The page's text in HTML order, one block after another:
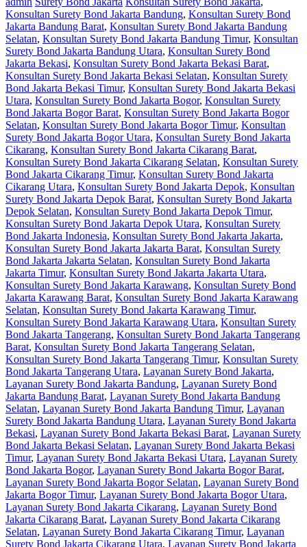
Konsultan Surety Bond Jakarta Bandung, Konsultan Surety Bond
Jakarta Bandung Barat, Konsultan Surety Bond Jakarta Bandung
Selatan, Konsultan Surety Bond Jakarta Bandung Timur, Konsultan
Surety Bond Jakarta Bandung Utara, Konsultan Surety Bond
Jakarta Bekasi, Konsultan Surety Bond Jakarta Bekasi Barat,
Konsultan Surety Bond Jakarta Bekasi Selatan, Konsultan Surety
Bond Jakarta Bekasi Timur, Konsultan Surety Bond Jakarta Bekasi
Utara, Konsultan Surety Bond Jakarta Bogor, Konsultan Surety
Bond Jakarta Bogor Barat, Konsultan Surety Bond Jakarta Bogor
Selatan, Konsultan Surety Bond Jakarta Bogor Timur, Konsultan
Surety Bond Jakarta Bogor Utara, Konsultan Surety Bond Jakarta
Cikarang, Konsultan Surety Bond Jakarta Cikarang Barat,
Konsultan Surety Bond Jakarta Cikarang Selatan, Konsultan Surety
Bond Jakarta Cikarang Timur, Konsultan Surety Bond Jakarta
Cikarang Utara, Konsultan Surety Bond Jakarta Depok, Konsultan
Surety Bond Jakarta Depok Barat, Konsultan Surety Bond Jakarta
Depok Selatan, Konsultan Surety Bond Jakarta Depok Timur,
Konsultan Surety Bond Jakarta Depok Utara, Konsultan Surety
Bond Jakarta Indonesia, Konsultan Surety Bond Jakarta Jakarta,
Konsultan Surety Bond Jakarta Jakarta Barat, Konsultan Surety
Bond Jakarta Jakarta Selatan, Konsultan Surety Bond Jakarta
Jakarta Timur, Konsultan Surety Bond Jakarta Jakarta Utara,
Konsultan Surety Bond Jakarta Karawang, Konsultan Surety Bond
Jakarta Karawang Barat, Konsultan Surety Bond Jakarta Karawang
Selatan, Konsultan Surety Bond Jakarta Karawang Timur,
Konsultan Surety Bond Jakarta Karawang Utara, Konsultan Surety
Bond Jakarta Tangerang, Konsultan Surety Bond Jakarta Tangerang
Barat, Konsultan Surety Bond Jakarta Tangerang Selatan,
Konsultan Surety Bond Jakarta Tangerang Timur, Konsultan Surety
Bond Jakarta Tangerang Utara, Layanan Surety Bond Jakarta,
Layanan Surety Bond Jakarta Bandung, Layanan Surety Bond
Jakarta Bandung Barat, Layanan Surety Bond Jakarta Bandung
Selatan, Layanan Surety Bond Jakarta Bandung Timur, Layanan
Surety Bond Jakarta Bandung Utara, Layanan Surety Bond Jakarta
Bekasi, Layanan Surety Bond Jakarta Bekasi Barat, Layanan Surety
Bond Jakarta Bekasi Selatan, Layanan Surety Bond Jakarta Bekasi
Timur, Layanan Surety Bond Jakarta Bekasi Utara, Layanan Surety
Bond Jakarta Bogor, Layanan Surety Bond Jakarta Bogor Barat,
Layanan Surety Bond Jakarta Bogor Selatan, Layanan Surety Bond
Jakarta Bogor Timur, Layanan Surety Bond Jakarta Bogor Utara,
Layanan Surety Bond Jakarta Cikarang, Layanan Surety Bond
Jakarta Cikarang Barat, Layanan Surety Bond Jakarta Cikarang
Selatan, Layanan Surety Bond Jakarta Cikarang Timur, Layanan
Surety Bond Jakarta Cikarang Utara, Layanan Surety Bond Jakarta